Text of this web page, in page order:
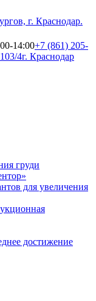
14:00+7 (861) 205-
4г. Краснодар
груди
для увеличения
достижение